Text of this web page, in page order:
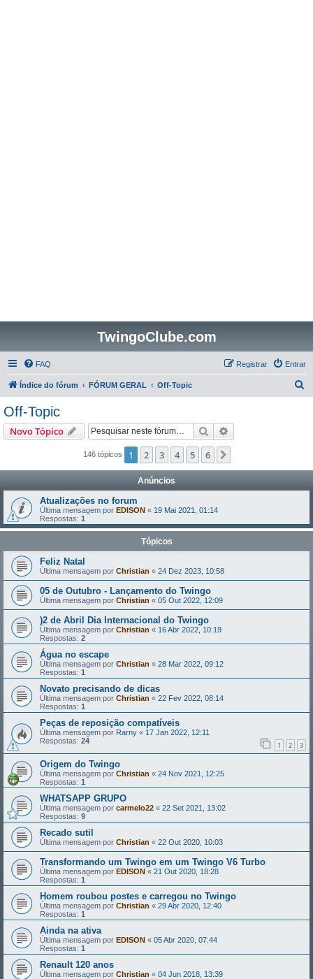
TwingoClube.com
FAQ Entrar
Registrar
Índice do fórum FÓRUM GERAL Off-Topic
Off-Topic
Novo Tópico Pesquisar
146 tópicos 1 2 3 4 5 6
Anúncios
Atualizações no forum
Última mensagem por EDISON « 19 Mai 2021, 01:14
Respostas: 1
Tópicos
Feliz Natal
Última mensagem por Christian « 24 Dez 2023, 10:58
05 de Outubro - Lançamento do Twingo
Última mensagem por Christian « 05 Out 2022, 12:09
)2 de Abril Dia Internacional do Twingo
Última mensagem por Christian « 16 Abr 2022, 10:19
Respostas: 2
Água no escape
Última mensagem por Christian « 28 Mar 2022, 09:12
Respostas: 1
Novato precisando de dicas
Última mensagem por Christian « 22 Fev 2022, 08:14
Respostas: 1
Peças de reposição compatíveis
Última mensagem por Rarny « 17 Jan 2022, 12:11
Respostas: 24 1 2 3
Origem do Twingo
Última mensagem por Christian « 24 Nov 2021, 12:25
Respostas: 1
WHATSAPP GRUPO
Última mensagem por carmelo22 « 22 Set 2021, 13:02
Respostas: 9
Recado sutil
Última mensagem por Christian « 22 Out 2020, 10:03
Transformando um Twingo em um Twingo V6 Turbo
Última mensagem por EDISON « 21 Out 2020, 18:28
Respostas: 1
Homem roubou postes e carregou no Twingo
Última mensagem por Christian « 29 Abr 2020, 12:40
Respostas: 1
Ainda na ativa
Última mensagem por EDISON « 05 Abr 2020, 07:44
Respostas: 1
Renault 120 anos
Última mensagem por Christian « 04 Jun 2018, 13:39